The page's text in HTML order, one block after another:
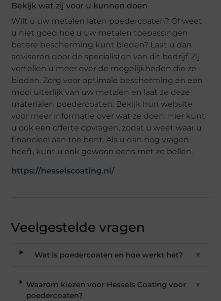
Bekijk wat zij voor u kunnen doen
Wilt u uw metalen laten poedercoaten? Of weet
u niet goed hoe u uw metalen toepassingen
betere bescherming kunt bieden? Laat u dan
adviseren door de specialisten van dit bedrijf. Zij
vertellen u meer over de mogelijkheden die ze
bieden. Zorg voor optimale bescherming en een
mooi uiterlijk van uw metalen en laat ze deze
materialen poedercoaten. Bekijk hun website
voor meer informatie over wat ze doen. Hier kunt
u ook een offerte opvragen, zodat u weet waar u
financieel aan toe bent. Als u dan nog vragen
heeft, kunt u ook gewoon eens met ze bellen.
https://hesselscoating.nl/
Veelgestelde vragen
Wat is poedercoaten en hoe werkt het? ▼
Waarom kiezen voor Hessels Coating voor
poedercoaten?
▼